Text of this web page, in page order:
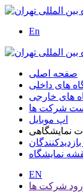
En
صفحه اصلی
های داخلی
های خارجی
شرکت ها
اپ موبایل
نمایشگاهی
نمایشگاه
EN
شرکت ها